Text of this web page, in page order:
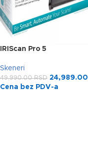
IRIScan Pro 5
Skeneri
49,990.00RSD 24,989.00
Cena bez PDV-a